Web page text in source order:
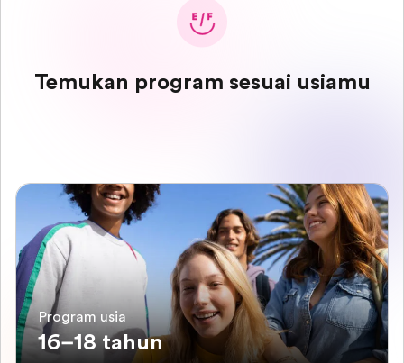
Temukan program sesuai usiamu
Program usia
16–18 tahun